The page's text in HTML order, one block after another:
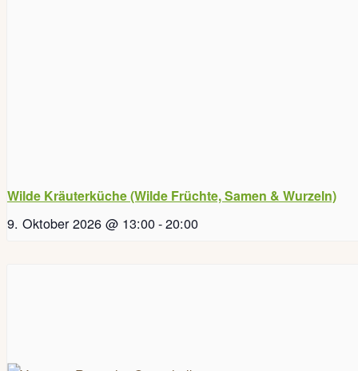
Wilde Kräuterküche (Wilde Früchte, Samen & Wurzeln)
9. Oktober 2026 @ 13:00-20:00